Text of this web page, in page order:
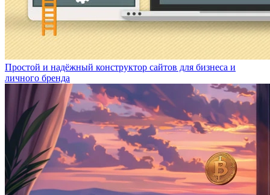
Простой и надёжный конструктор сайтов для бизнеса и
личного бренда